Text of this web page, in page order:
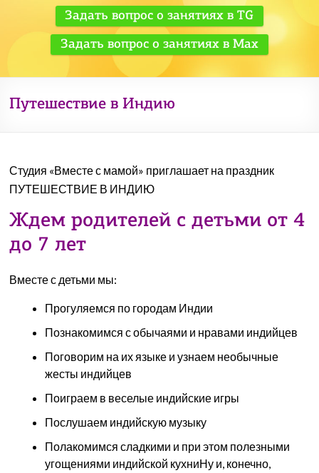
Задать вопрос о занятиях в TG
Задать вопрос о занятиях в Max
Путешествие в Индию
Студия «Вместе с мамой» приглашает на праздник
ПУТЕШЕСТВИЕ В ИНДИЮ
Ждем родителей с детьми от 4
до 7 лет
Вместе с детьми мы:
Прогуляемся по городам Индии
Познакомимся с обычаями и нравами индийцев
Поговорим на их языке и узнаем необычные
жесты индийцев
Поиграем в веселые индийские игры
Послушаем индийскую музыку
Полакомимся сладкими и при этом полезными
угощениями индийской кухниНу и, конечно,